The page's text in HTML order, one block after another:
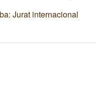
Jurat internacional